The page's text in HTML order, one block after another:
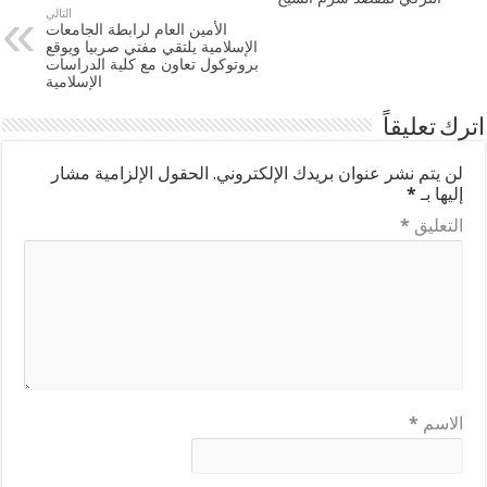
التالي
الأمين العام لرابطة الجامعات
الإسلامية يلتقي مفتي صربيا ويوقع
بروتوكول تعاون مع كلية الدراسات
الإسلامية
اترك تعليقاً
لن يتم نشر عنوان بريدك الإلكتروني. الحقول الإلزامية مشار
إليها بـ*
التعليق *
الاسم *